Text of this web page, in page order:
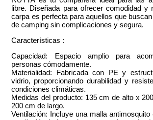
libre. Diseñada para ofrecer comodidad y
carpa es perfecta para aquellos que
de camping sin complicaciones y segura.
Características :
Capacidad: Espacio amplio para
personas cómodamente.
Materialidad: Fabricada con PE y
vidrio, proporcionando durabilidad y
condiciones climáticas.
Medidas del producto: 135 cm de alto x
200 cm de largo.
Ventilación: Incluye una malla antimosquito